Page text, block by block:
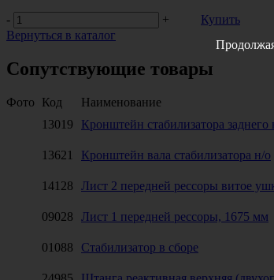
-
+
Купить
Вернуться в каталог
Сопутствующие товары
Фото Код Наименование
13019
Кронштейн стабилизатора
13621
Кронштейн вала стабилизатора н/о
14128
Лист 2 передней рессоры витое
09028
Лист 1 передней рессоры, 1675 мм
01088
Стабилизатор в сборе